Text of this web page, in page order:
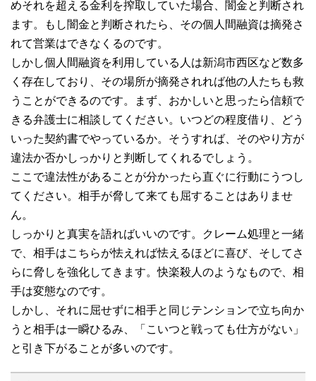
めそれを超える金利を搾取していた場合、闇金と判断され
ます。もし闇金と判断されたら、その個人間融資は摘発さ
れて営業はできなくるのです。
しかし個人間融資を利用している人は新潟市西区など数多
く存在しており、その場所が摘発されれば他の人たちも救
うことができるのです。まず、おかしいと思ったら信頼で
きる弁護士に相談してください。いつどの程度借り、どう
いった契約書でやっているか。そうすれば、そのやり方が
違法か否かしっかりと判断してくれるでしょう。
ここで違法性があることが分かったら直ぐに行動にうつし
てください。相手が脅して来ても屈することはありませ
ん。
しっかりと真実を語ればいいのです。クレーム処理と一緒
で、相手はこちらが怯えれば怯えるほどに喜び、そしてさ
らに脅しを強化してきます。快楽殺人のようなもので、相
手は変態なのです。
しかし、それに屈せずに相手と同じテンションで立ち向か
うと相手は一瞬ひるみ、「こいつと戦っても仕方がない」
と引き下がることが多いのです。